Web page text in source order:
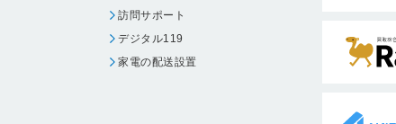
訪問サポート
デジタル119
家電の配送設置